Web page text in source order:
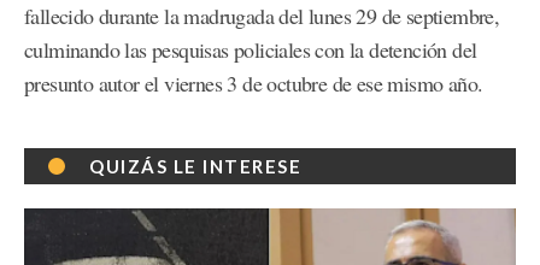
fallecido durante la madrugada del lunes 29 de septiembre,
culminando las pesquisas policiales con la detención del
presunto autor el viernes 3 de octubre de ese mismo año.
QUIZÁS LE INTERESE